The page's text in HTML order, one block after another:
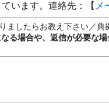
います。連絡先：【 メ
したらお教え下さい／典
る場合や、返信が必要な